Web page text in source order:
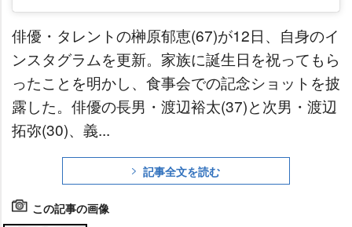
俳優・タレントの榊原郁恵(67)が12日、自身のイ
ンスタグラムを更新。家族に誕生日を祝ってもら
ったことを明かし、食事会での記念ショットを披
露した。俳優の長男・渡辺裕太(37)と次男・渡辺
拓弥(30)、義...
記事全文を読む
この記事の画像